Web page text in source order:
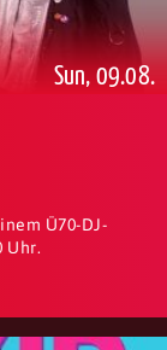
Sun, 09.08.
Ü70-DJ-
Uhr.